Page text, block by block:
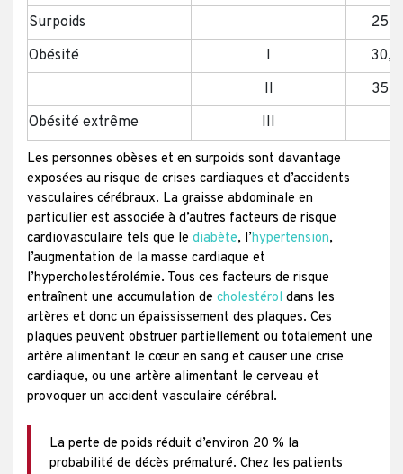
Surpoids
Obésité
I
II
Obésité extrême
III
Les personnes obèses et en surpoids sont davantage
exposées au risque de crises cardiaques et d’accidents
vasculaires cérébraux. La graisse abdominale en
particulier est associée à d’autres facteurs de risque
cardiovasculaire tels que le diabète, l’hypertension,
l’augmentation de la masse cardiaque et
l’hypercholestérolémie. Tous ces facteurs de risque
entraînent une accumulation de cholestérol dans les
artères et donc un épaississement des plaques. Ces
plaques peuvent obstruer partiellement ou totalement une
artère alimentant le cœur en sang et causer une crise
cardiaque, ou une artère alimentant le cerveau et
provoquer un accident vasculaire cérébral.
La perte de poids réduit d’environ 20 % la
probabilité de décès prématuré. Chez les patients